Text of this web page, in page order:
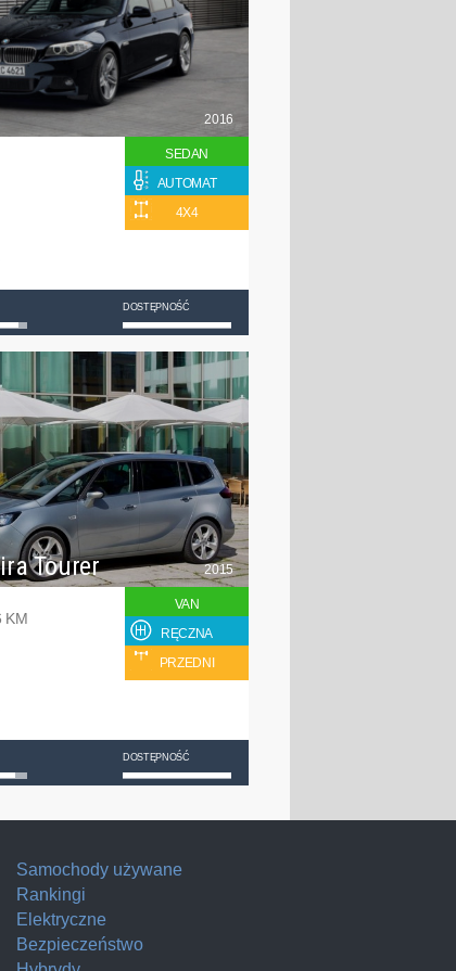
2016
SEDAN
AUTOMAT
4X4
DOSTĘPNOŚĆ
Tourer
KM
2015
VAN
RĘCZNA
PRZEDNI
DOSTĘPNOŚĆ
Samochody używane
Rankingi
Elektryczne
Bezpieczeństwo